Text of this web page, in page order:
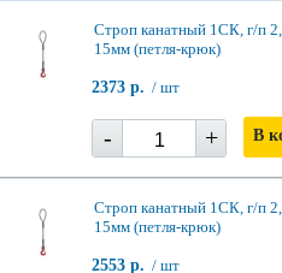
Строп канатный 1СК, г/п
15мм (петля-крюк)
2373 р. / шт
- + В
Строп канатный 1СК, г/п
15мм (петля-крюк)
2553 р. / шт